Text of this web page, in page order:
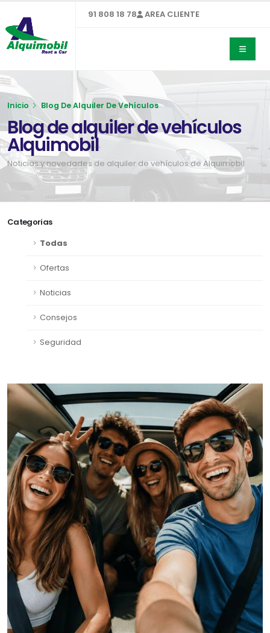
91 808 18 78 AREA CLIENTE
Inicio Blog De Alquiler De Vehículos
Blog de alquiler de vehículos
Alquimobil
Noticias y novedades de alquiler de vehículos de Alquimobil
Categorias
Todas
Ofertas
Noticias
Consejos
Seguridad